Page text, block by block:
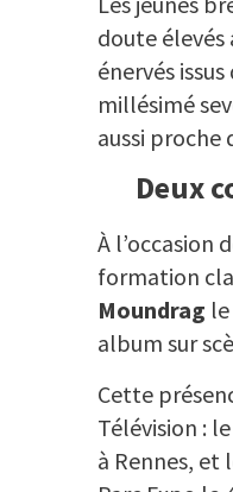
doute élevés
énervés
millésimé
aussi proche
Deux
À l’occasion
formation
Moundrag
album sur
Cette
Télévision :
à Rennes, et